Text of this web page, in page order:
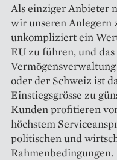
Als einziger Anbieter
wir unseren Anlegern
unkompliziert ein
EU zu führen, und
oder der Schweiz ist
Einstiegsgrösse zu
Kunden profitieren
höchstem
politischen und
Rahmenbedingungen.